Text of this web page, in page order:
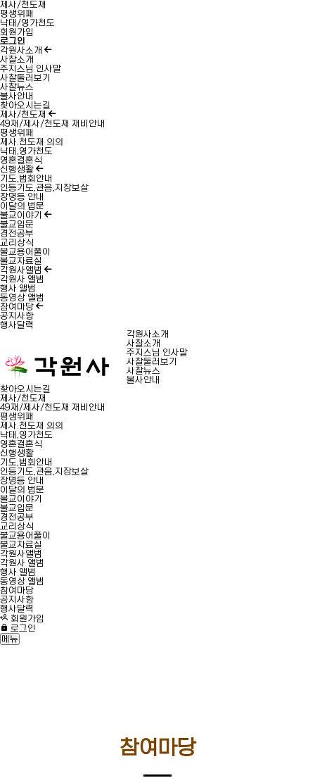
제사/천도재
평생위패
낙태/영가천도
회원가입
로그인
각원사소개
사찰소개
주지스님 인사말
사찰둘러보기
사찰뉴스
불사안내
찾아오시는길
제사/천도재
49재/제사/천도재 재비안내
평생위패
제사.천도재 의의
낙태,영가천도
영혼결혼식
신행생활
기도,법회안내
인등기도,관음,지장보살
장명등 안내
이달의 법문
불교이야기
불교입문
경전공부
교리상식
불교용어풀이
불교자료실
각원사앨범
각원사 앨범
행사 앨범
동영상 앨범
참여마당
공지사항
행사달력
각원사소개
사찰소개
주지스님 인사말
사찰둘러보기
사찰뉴스
불사안내
찾아오시는길
제사/천도재
49재/제사/천도재 재비안내
평생위패
제사.천도재 의의
낙태,영가천도
영혼결혼식
신행생활
기도,법회안내
인등기도,관음,지장보살
장명등 안내
이달의 법문
불교이야기
불교입문
경전공부
교리상식
불교용어풀이
불교자료실
각원사앨범
각원사 앨범
행사 앨범
동영상 앨범
참여마당
공지사항
행사달력
회원가입
로그인
메뉴
참여마당